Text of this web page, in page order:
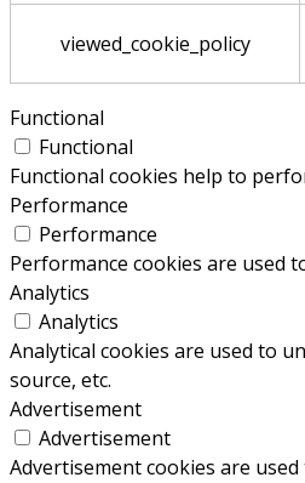
viewed_cookie_policy
Functional
Functional
Functional cookies help to
Performance
Performance
Performance cookies are used
Analytics
Analytics
Analytical cookies are used to
source, etc.
Advertisement
Advertisement
Advertisement cookies are